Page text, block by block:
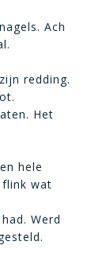
Ach
redding.
Het
hele
wat
Werd